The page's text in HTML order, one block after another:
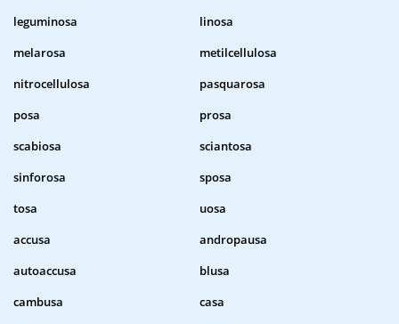
leguminosa
linosa
melarosa
metilcellulosa
nitrocellulosa
pasquarosa
posa
prosa
scabiosa
sciantosa
sinforosa
sposa
tosa
uosa
accusa
andropausa
autoaccusa
blusa
cambusa
casa